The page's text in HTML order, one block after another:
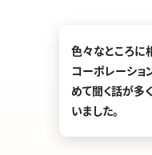
色々なところに
コーポレーショ
めて聞く話が多
いました。